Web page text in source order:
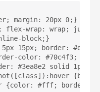
margin: 20px 0;}
wrap: wrap;
block;}
15px; border:
color: #70c4f3;
#3ea8e2 solid 1px;
{color: #fff; border: